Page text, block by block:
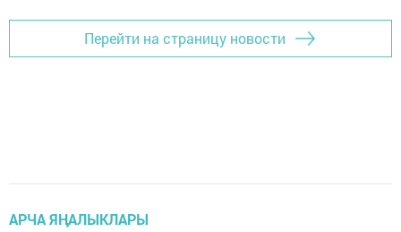
Перейти на страницу новости
АРЧА ЯҢАЛЫКЛАРЫ